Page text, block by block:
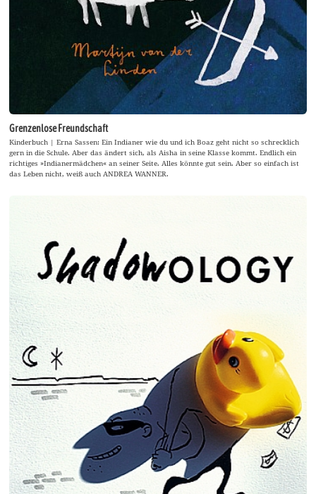
Grenzenlose Freundschaft
Kinderbuch | Erna Sassen: Ein Indianer wie du und ich Boaz geht nicht so schrecklich
gern in die Schule. Aber das ändert sich, als Aisha in seine Klasse kommt. Endlich ein
richtiges »Indianermädchen« an seiner Seite. Alles könnte gut sein. Aber so einfach ist
das Leben nicht, weiß auch ANDREA WANNER.